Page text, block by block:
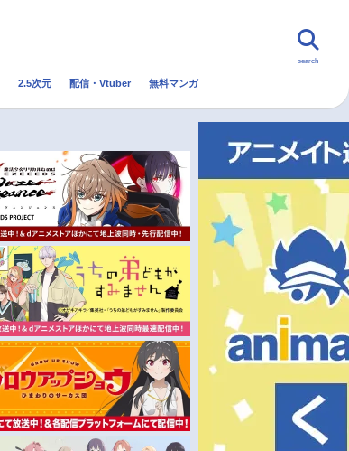
トレンド 無料マンガ
秋アニメ
冬アニメ
search
2.5次元 配信・Vtuber 無料マンガ